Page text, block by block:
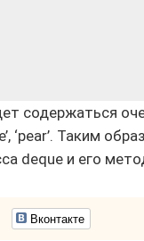
содержаться
‘pear’. Таким
deque и его
Вконтакте